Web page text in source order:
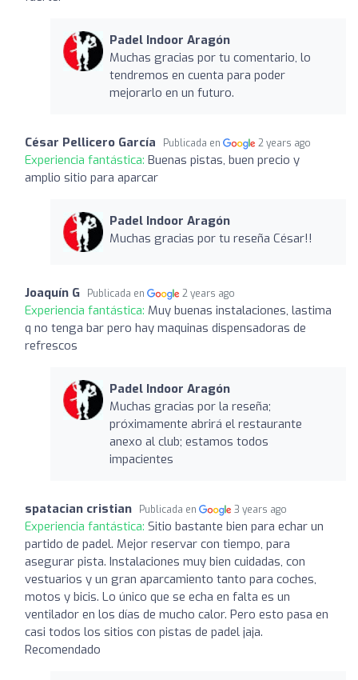
Padel Indoor Aragón
Muchas gracias por tu comentario, lo
tendremos en cuenta para poder
mejorarlo en un futuro.
César Pellicero García Publicada en 2 years ago
Experiencia fantástica: Buenas pistas, buen precio y
amplio sitio para aparcar
Padel Indoor Aragón
Muchas gracias por tu reseña César!!
Joaquín G Publicada en 2 years ago
Experiencia fantástica: Muy buenas instalaciones, lastima
q no tenga bar pero hay maquinas dispensadoras de
refrescos
Padel Indoor Aragón
Muchas gracias por la reseña;
próximamente abrirá el restaurante
anexo al club; estamos todos
impacientes
spatacian cristian Publicada en 3 years ago
Experiencia fantástica: Sitio bastante bien para echar un
partido de padel. Mejor reservar con tiempo, para
asegurar pista. Instalaciones muy bien cuidadas, con
vestuarios y un gran aparcamiento tanto para coches,
motos y bicis. Lo único que se echa en falta es un
ventilador en los días de mucho calor. Pero esto pasa en
casi todos los sitios con pistas de padel jaja.
Recomendado